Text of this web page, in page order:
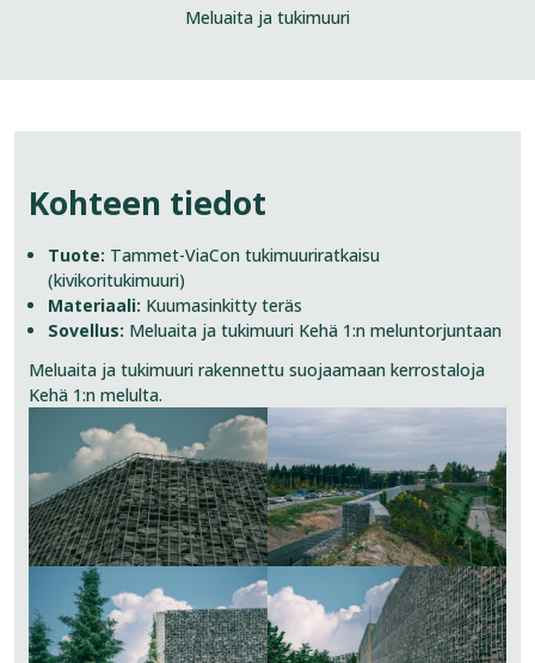
Meluaita ja tukimuuri
Kohteen tiedot
Tuote: Tammet-ViaCon tukimuuriratkaisu
(kivikoritukimuuri)
Materiaali: Kuumasinkitty teräs
Sovellus: Meluaita ja tukimuuri Kehä 1:n meluntorjuntaan
Meluaita ja tukimuuri rakennettu suojaamaan kerrostaloja
Kehä 1:n melulta.